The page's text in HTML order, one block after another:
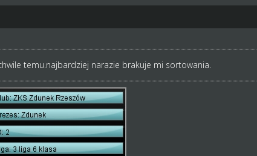
temu.najbardziej narazie brakuje mi sortowania.